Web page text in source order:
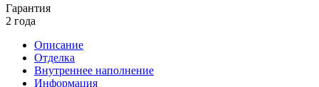
Гарантия
2 года
Описание
Отделка
Внутреннее наполнение
Информация